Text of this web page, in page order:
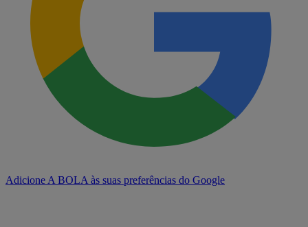
Adicione A BOLA às suas preferências do Google